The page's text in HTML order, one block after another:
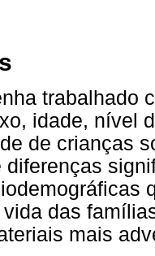
trabalhado
idade, nível
de crianças
diferenças
das
mais